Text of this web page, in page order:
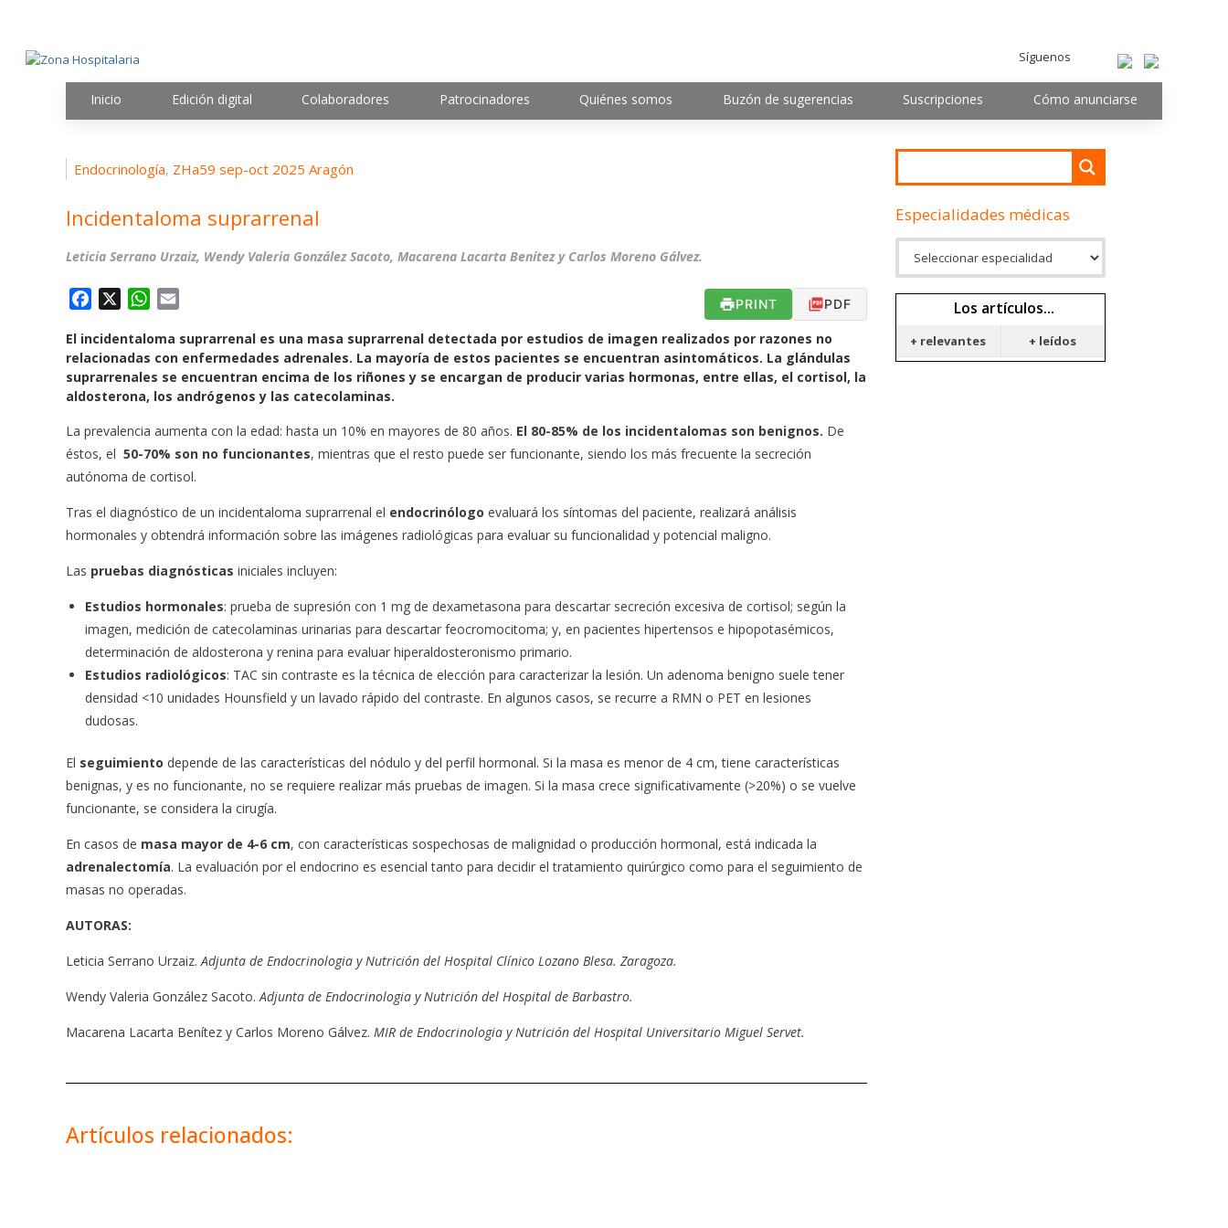
Síguenos
Inicio Edición digital Colaboradores Patrocinadores Quiénes somos Buzón de sugerencias Suscripciones Cómo anunciarse
Endocrinología, ZHa59 sep-oct 2025 Aragón
Incidentaloma suprarrenal
Leticia Serrano Urzaiz, Wendy Valeria González Sacoto, Macarena Lacarta Benítez y Carlos Moreno Gálvez.
c
e
b
o
k
W
a
s
p
p
a
l
PRINT PDF
El incidentaloma suprarrenal es una masa suprarrenal detectada por estudios de imagen realizados por razones no
relacionadas con enfermedades adrenales. La mayoría de estos pacientes se encuentran asintomáticos. La glándulas
suprarrenales se encuentran encima de los riñones y se encargan de producir varias hormonas, entre ellas, el cortisol, la
aldosterona, los andrógenos y las catecolaminas.
La prevalencia aumenta con la edad: hasta un 10% en mayores de 80 años. El 80-85% de los incidentalomas son benignos. De
éstos, el 50-70% son no funcionantes, mientras que el resto puede ser funcionante, siendo los más frecuente la secreción
autónoma de cortisol.
Tras el diagnóstico de un incidentaloma suprarrenal el endocrinólogo evaluará los síntomas del paciente, realizará análisis
hormonales y obtendrá información sobre las imágenes radiológicas para evaluar su funcionalidad y potencial maligno.
Las pruebas diagnósticas iniciales incluyen:
Estudios hormonales: prueba de supresión con 1 mg de dexametasona para descartar secreción excesiva de cortisol; según la
imagen, medición de catecolaminas urinarias para descartar feocromocitoma; y, en pacientes hipertensos e hipopotasémicos,
determinación de aldosterona y renina para evaluar hiperaldosteronismo primario.
Estudios radiológicos: TAC sin contraste es la técnica de elección para caracterizar la lesión. Un adenoma benigno suele tener
densidad <10 unidades Hounsfield y un lavado rápido del contraste. En algunos casos, se recurre a RMN o PET en lesiones
dudosas.
El seguimiento depende de las características del nódulo y del perfil hormonal. Si la masa es menor de 4 cm, tiene características
benignas, y es no funcionante, no se requiere realizar más pruebas de imagen. Si la masa crece significativamente (>20%) o se vuelve
funcionante, se considera la cirugía.
En casos de masa mayor de 4-6 cm, con características sospechosas de malignidad o producción hormonal, está indicada la
adrenalectomía. La evaluación por el endocrino es esencial tanto para decidir el tratamiento quirúrgico como para el seguimiento de
masas no operadas.
AUTORAS:
Leticia Serrano Urzaiz.Adjunta de Endocrinologia y Nutrición del Hospital Clínico Lozano Blesa. Zaragoza.
Wendy Valeria González Sacoto.Adjunta de Endocrinologia y Nutrición del Hospital de Barbastro.
Macarena Lacarta Benítez y Carlos Moreno Gálvez. MIR de Endocrinologia y Nutrición del Hospital Universitario Miguel Servet.
Artículos relacionados:
Especialidades médicas
Los artículos...
+ relevantes + leídos